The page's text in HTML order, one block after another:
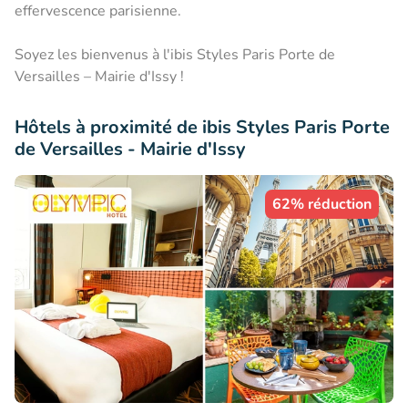
effervescence parisienne.
Soyez les bienvenus à l'ibis Styles Paris Porte de
Versailles – Mairie d'Issy !
Hôtels à proximité de ibis Styles Paris Porte
de Versailles - Mairie d'Issy
62% réduction